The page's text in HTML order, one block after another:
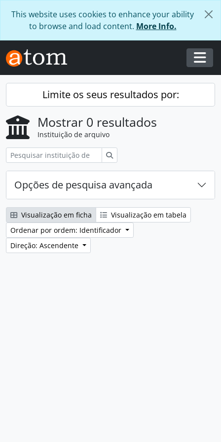
This website uses cookies to enhance your ability
to browse and load content. More Info.
Limite os seus resultados por:
Mostrar 0 resultados
Instituição de arquivo
Opções de pesquisa avançada
Visualização em ficha
Visualização em tabela
Ordenar por ordem: Identificador
Direção: Ascendente